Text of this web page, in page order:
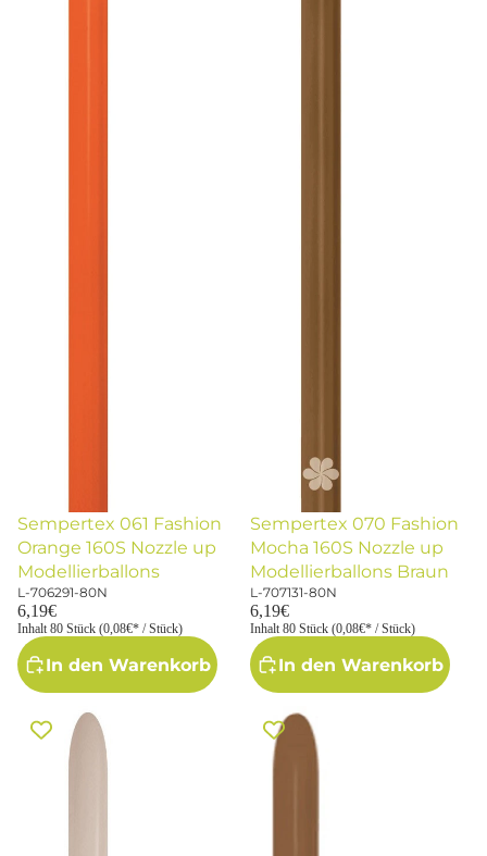
Sempertex 061 Fashion
Orange 160S Nozzle up
Modellierballons
L-706291-80N
6,19€
Inhalt 80 Stück (0,08€* / Stück)
In den Warenkorb
Sempertex 070 Fashion
Mocha 160S Nozzle up
Modellierballons Braun
L-707131-80N
6,19€
Inhalt 80 Stück (0,08€* / Stück)
In den Warenkorb
Sempertex 071 Fashion White
Sand 160S Modellierballons
Sempertex 074 Fashion Coffee
160S Modellierballons Braun
Kaffee